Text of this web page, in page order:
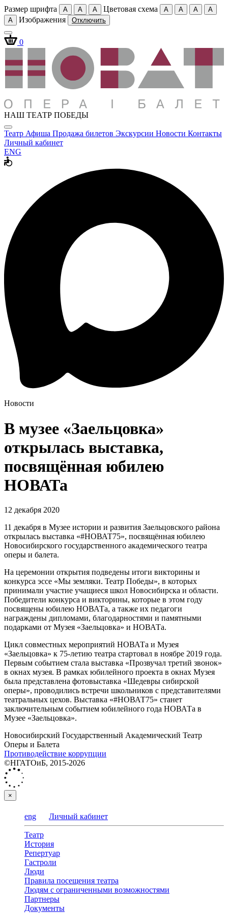
Размер шрифта A A A Цветовая схема A A A
A
A
Изображения Отключить
0
НАШ ТЕАТР ПОБЕДЫ
Театр Афиша Продажа билетов Экскурсии Новости Контакты
Личный кабинет
ENG
Новости
В музее «Заельцовка»
открылась выставка,
посвящённая юбилею
НОВАТа
12 декабря 2020
11 декабря в Музее истории и развития Заельцовского района
открылась выставка «#НОВАТ75», посвящённая юбилею
Новосибирского государственного академического театра
оперы и балета.
На церемонии открытия подведены итоги викторины и
конкурса эссе «Мы земляки. Театр Победы», в которых
принимали участие учащиеся школ Новосибирска и области.
Победители конкурса и викторины, которые в этом году
посвящены юбилею НОВАТа, а также их педагоги
награждены дипломами, благодарностями и памятными
подарками от Музея «Заельцовка» и НОВАТа.
Цикл совместных мероприятий НОВАТа и Музея
«Заельцовка» к 75-летию театра стартовал в ноябре 2019 года.
Первым событием стала выставка «Прозвучал третий звонок»
в окнах музея. В рамках юбилейного проекта в окнах Музея
была представлена фотовыставка «Шедевры сибирской
оперы», проводились встречи школьников с представителями
театральных цехов. Выставка «#НОВАТ75» станет
заключительным событием юбилейного года НОВАТа в
Музее «Заельцовка».
Новосибирский Государственный Академический Театр
Оперы и Балета
Противодействие коррупции
©НГАТОиБ, 2015-2026
×
eng Личный кабинет
Театр
История
Репертуар
Гастроли
Люди
Правила посещения театра
Людям с ограниченными возможностями
Партнеры
Документы